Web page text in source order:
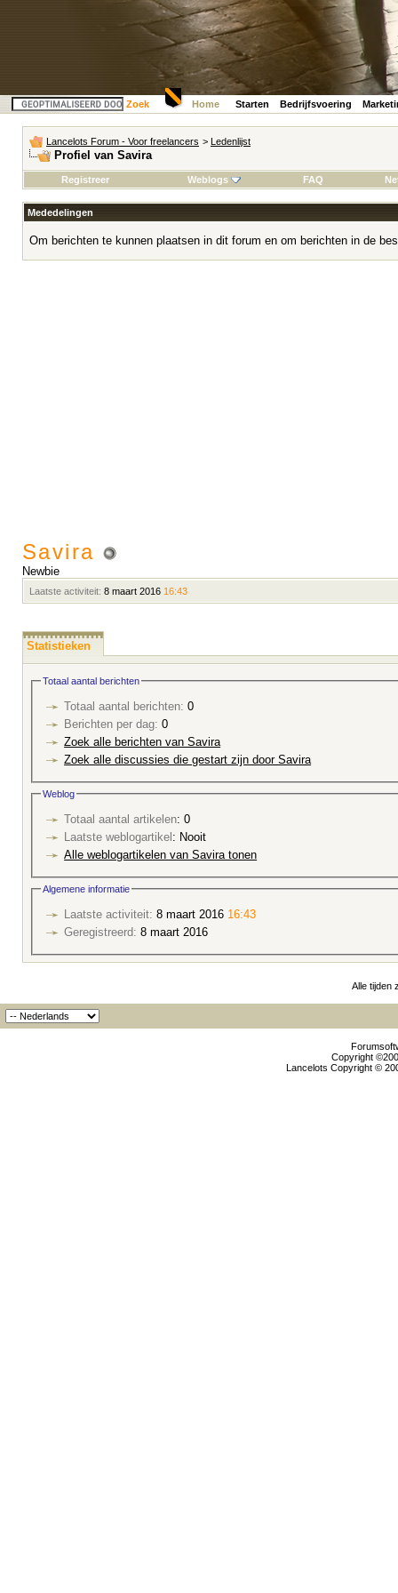
Zoek Home Starten Bedrijfsvoering
Lancelots Forum - Voor freelancers > Ledenlijst
Profiel van Savira
Registreer Weblogs FAQ
Mededelingen
Om berichten te kunnen plaatsen in dit forum en om berichten in de
Savira
Newbie
Laatste activiteit: 8 maart 2016 16:43
Statistieken
Totaal aantal berichten
Totaal aantal berichten: 0
Berichten per dag: 0
Zoek alle berichten van Savira
Zoek alle discussies die gestart zijn door Savira
Weblog
Totaal aantal artikelen: 0
Laatste weblogartikel
: Nooit
Alle weblogartikelen van Savira tonen
Algemene informatie
Laatste activiteit: 8 maart 2016 16:43
Geregistreerd: 8 maart 2016
Alle tijden
Copyright
Lancelots Copyright ©